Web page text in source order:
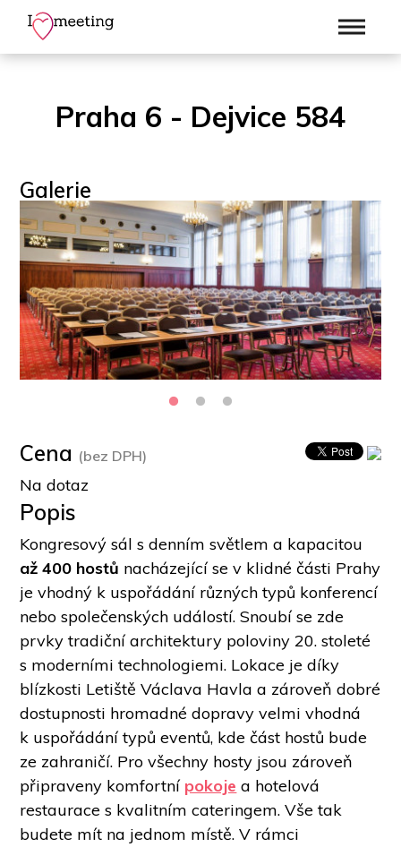
Praha 6 - Dejvice 584
Galerie
Cena (bez DPH)
Na dotaz
Popis
až 400 hostů nacházející se v klidné části Prahy
je vhodný k uspořádání různých typů konferencí
nebo společenských událostí. Snoubí se zde
prvky tradiční architektury poloviny 20. stoleté
s moderními technologiemi. Lokace je díky
blízkosti Letiště Václava Havla a zároveň dobré
dostupnosti hromadné dopravy velmi vhodná
k uspořádání typů eventů, kde část hostů bude
ze zahraničí. Pro všechny hosty jsou zároveň
připraveny komfortní pokoje a hotelová
restaurace s kvalitním cateringem. Vše tak
budete mít na jednom místě. V rámci